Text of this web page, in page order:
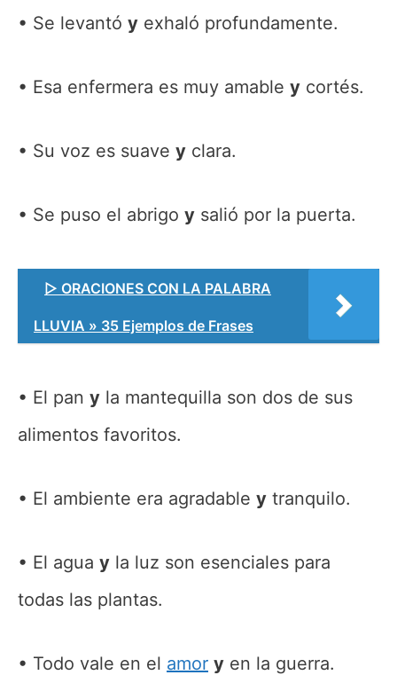
Se levantó y exhaló profundamente.
Esa enfermera es muy amable y cortés.
Su voz es suave y clara.
Se puso el abrigo y salió por la puerta.
▷ ORACIONES CON LA PALABRA
LLUVIA » 35 Ejemplos de Frases
El pan y la mantequilla son dos de sus
alimentos favoritos.
El ambiente era agradable y tranquilo.
El agua y la luz son esenciales para
todas las plantas.
Todo vale en el amor y en la guerra.